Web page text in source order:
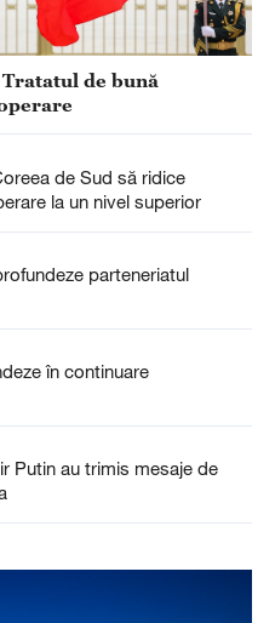
de bună
de Sud să ridice
la un nivel superior
parteneriatul
în continuare
Putin au trimis mesaje de